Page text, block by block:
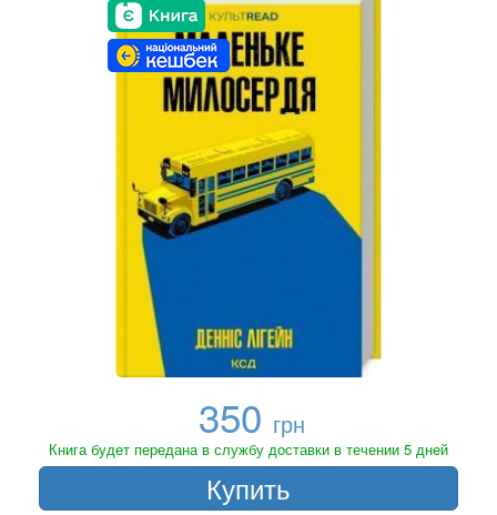
350 грн
Книга будет передана в службу доставки в течении 5 дней
Купить